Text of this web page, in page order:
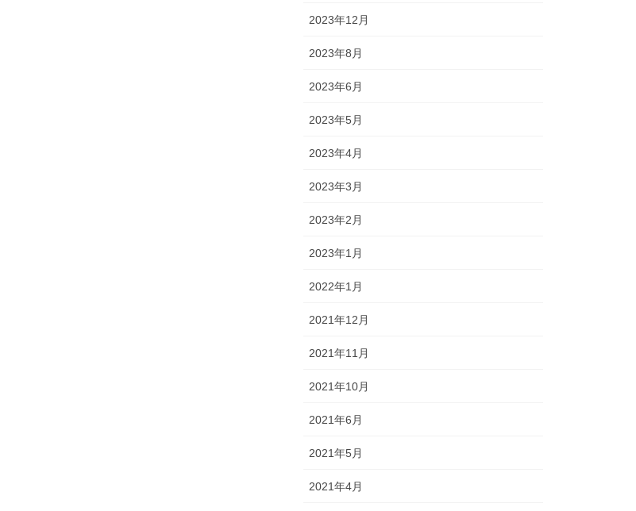
2023年12月
2023年8月
2023年6月
2023年5月
2023年4月
2023年3月
2023年2月
2023年1月
2022年1月
2021年12月
2021年11月
2021年10月
2021年6月
2021年5月
2021年4月